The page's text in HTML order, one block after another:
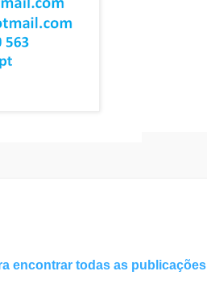
encontrar todas as publicações